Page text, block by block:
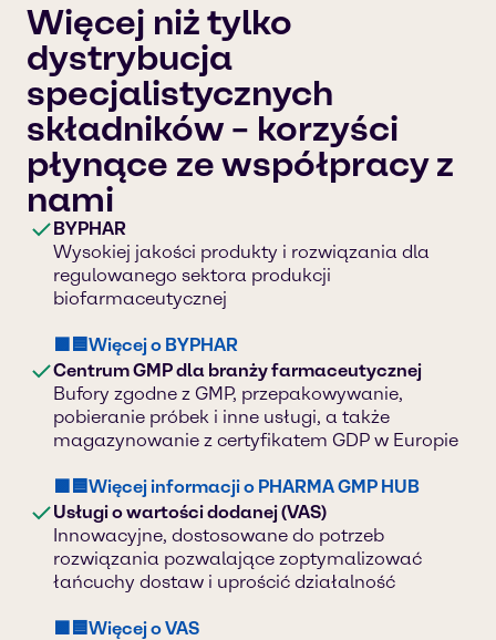
Więcej niż tylko
dystrybucja
specjalistycznych
składników – korzyści
płynące ze współpracy z
nami
BYPHAR
Wysokiej jakości produkty i rozwiązania dla
regulowanego sektora produkcji
biofarmaceutycznej
🟪🟦Więcej o BYPHAR
Centrum GMP dla branży farmaceutycznej
Bufory zgodne z GMP, przepakowywanie,
pobieranie próbek i inne usługi, a także
magazynowanie z certyfikatem GDP w Europie
🟪🟦Więcej informacji o PHARMA GMP HUB
Usługi o wartości dodanej (VAS)
Innowacyjne, dostosowane do potrzeb
rozwiązania pozwalające zoptymalizować
łańcuchy dostaw i uprościć działalność
🟪🟦Więcej o VAS